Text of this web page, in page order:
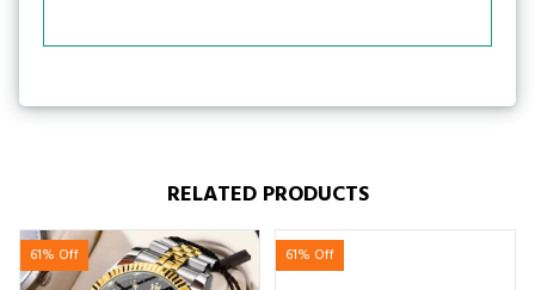
RELATED PRODUCTS
61% Off 61% Off